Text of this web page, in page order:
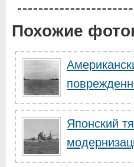
Похожие
Японский